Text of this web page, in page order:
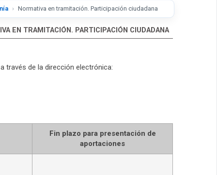
Normativa en tramitación. Participación ciudadana
EN TRAMITACIÓN. PARTICIPACIÓN CIUDADANA
través de la dirección electrónica:
Fin plazo para presentación de
aportaciones